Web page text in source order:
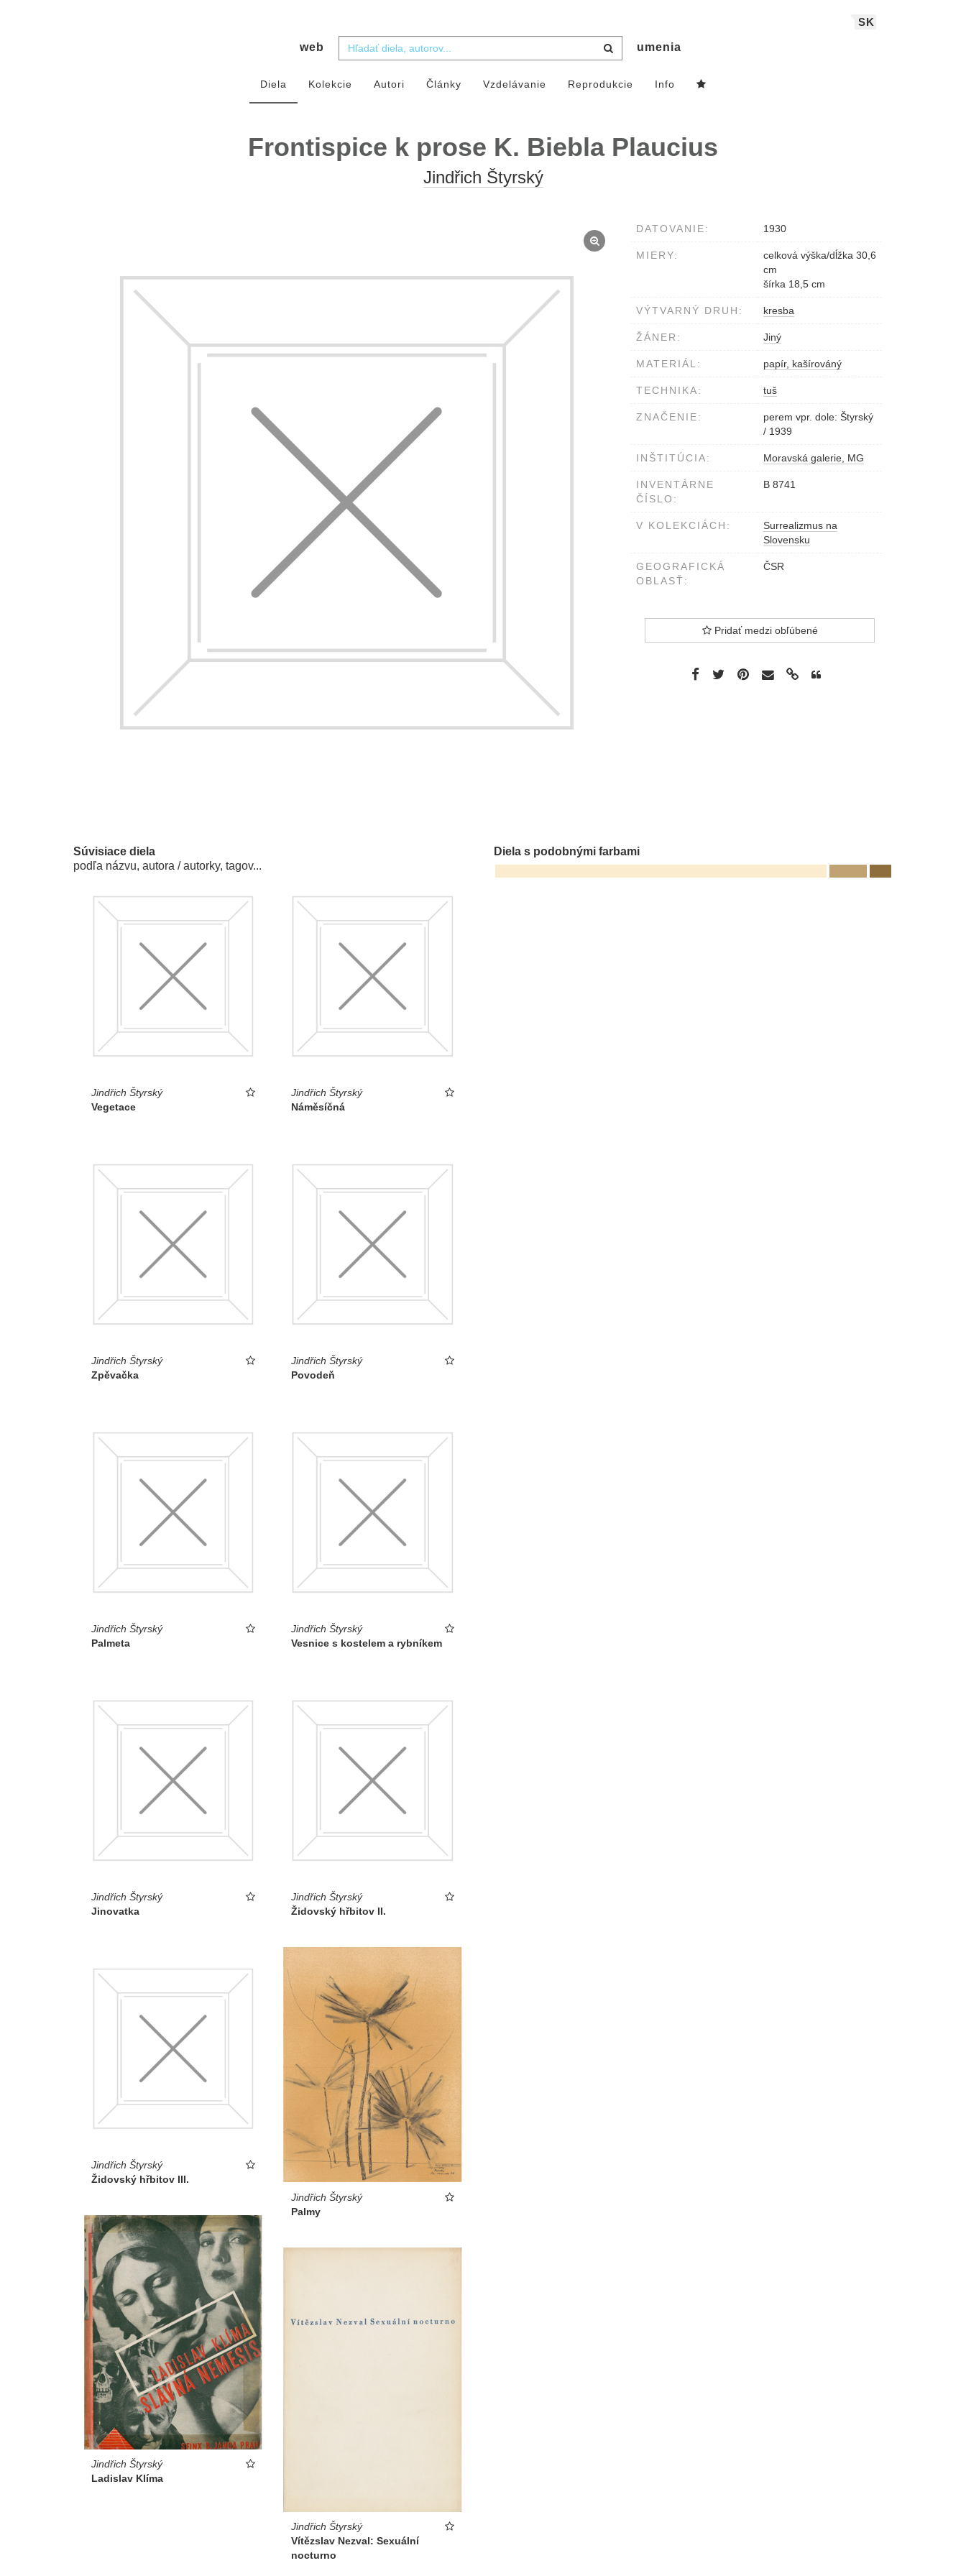
SK
web umenia
Diela Kolekcie Autori Články Vzdelávanie Reprodukcie Info
Frontispice k prose K. Biebla Plaucius
Jindřich Štyrský
DATOVANIE: 1930
MIERY:
celková výška/dĺžka 30,6
cm
šírka 18,5 cm
VÝTVARNÝ DRUH: kresba
ŽÁNER: Jiný
MATERIÁL: papír, kašírováný
TECHNIKA: tuš
ZNAČENIE:
perem vpr. dole: Štyrský
/ 1939
INŠTITÚCIA: Moravská galerie, MG
INVENTÁRNE
ČÍSLO:
B 8741
V KOLEKCIÁCH:
Surrealizmus na
Slovensku
GEOGRAFICKÁ
OBLASŤ:
ČSR
Pridať medzi obľúbené
Súvisiace diela
podľa názvu, autora / autorky, tagov...
Jindřich Štyrský
Vegetace
Jindřich Štyrský
Náměsíčná
Jindřich Štyrský
Zpěvačka
Jindřich Štyrský
Povodeň
Jindřich Štyrský
Palmeta
Jindřich Štyrský
Vesnice s kostelem a rybníkem
Jindřich Štyrský
Jinovatka
Jindřich Štyrský
Židovský hřbitov II.
Jindřich Štyrský
Židovský hřbitov III.
Jindřich Štyrský
Palmy
Jindřich Štyrský
Ladislav Klíma
Jindřich Štyrský
Vítězslav Nezval: Sexuální
nocturno
Diela s podobnými farbami